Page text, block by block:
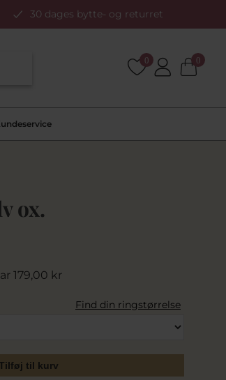
30 dages bytte- og returret
0 0
ox.
179,00 kr
Find din ringstørrelse
til kurv